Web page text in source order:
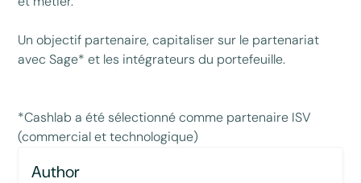
Author
Un objectif partenaire, capitaliser sur le partenariat
avec Sage* et les intégrateurs du portefeuille.
*Cashlab a été sélectionné comme partenaire ISV
(commercial et technologique)